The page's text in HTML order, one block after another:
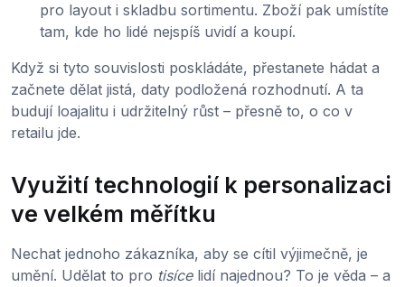
pro layout i skladbu sortimentu. Zboží pak umístíte
tam, kde ho lidé nejspíš uvidí a koupí.
Když si tyto souvislosti poskládáte, přestanete hádat a
začnete dělat jistá, daty podložená rozhodnutí. A ta
budují loajalitu i udržitelný růst – přesně to, o co v
retailu jde.
Využití technologií k personalizaci
ve velkém měřítku
Nechat jednoho zákazníka, aby se cítil výjimečně, je
umění. Udělat to pro tisícelidí najednou? To je věda – a